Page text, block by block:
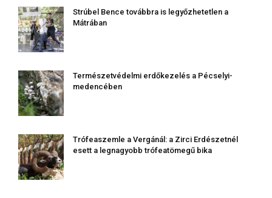
Strúbel Bence továbbra is legyőzhetetlen a
Mátrában
Természetvédelmi erdőkezelés a Pécselyi-
medencében
Trófeaszemle a Vergánál: a Zirci Erdészetnél
esett a legnagyobb trófeatömegű bika